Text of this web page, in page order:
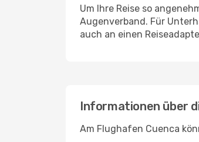
Um Ihre Reise so
Augenverband. Für
auch an einen
Informationen über
Am Flughafen Cuenca